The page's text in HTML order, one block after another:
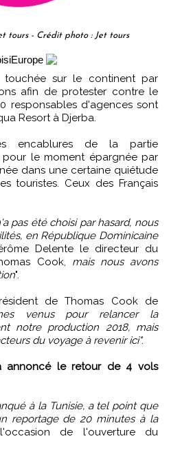
tours - Crédit photo : Jet tours
afin de protester contre le
responsables d'agences sont
Resort à Djerba.
encablures de la partie
le moment épargnée par
dans une certaine quiétude
touristes. Ceux des Français
pas été choisi par hasard, nous
en République Dominicaine
Delente le directeur du
Cook, mais nous avons
".
de Thomas Cook de
venus pour relancer la
notre production 2018, mais
du voyage à revenir ici".
annoncé le retour de 4 vols
à la Tunisie, a tel point que
reportage de 20 minutes à la
de l'ouverture du